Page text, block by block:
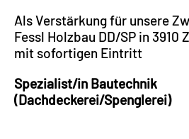
Als Verstärkung für unsere
Fessl Holzbau DD/SP in 3910
mit sofortigen Eintritt
Spezialist/in Bautechnik
(Dachdeckerei/Spenglerei)